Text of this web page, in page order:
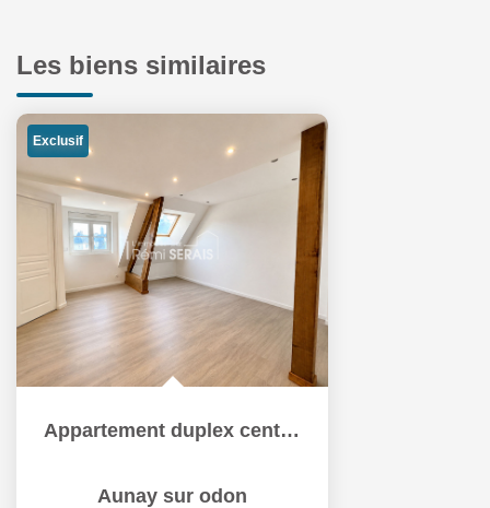
Les biens similaires
Exclusif
Appartement duplex centre Aunay sur Odon
Aunay sur odon